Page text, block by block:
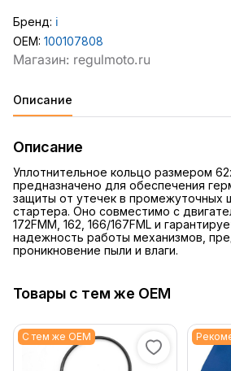
Бренд: ℹ️
OEM: 100107808
Описание
Описание
Уплотнительное кольцо размером
предназначено для обеспечения
защиты от утечек в промежуточных
стартера. Оно совместимо с
172FMM, 162, 166/167FML и
надежность работы механизмов,
проникновение пыли и влаги.
Товары с тем же OEM
С тем же OEM